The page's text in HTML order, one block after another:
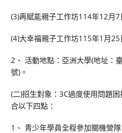
(3)再賦能親子工作坊114年12月7
(4)大幸福親子工作坊115年1月25
2、 活動地點：亞洲大學(地址：
號)。
(二)招生對象：3C過度使用問題
合以下四點：
1、 青少年學員全程參加關機營